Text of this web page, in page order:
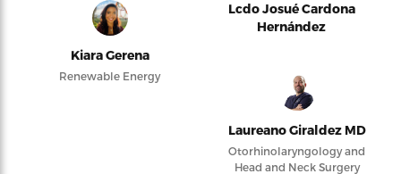
Kiara Gerena
Renewable Energy
Lcdo Josué Cardona
Hernández
Laureano Giraldez MD
Otorhinolaryngology and
Head and Neck Surgery